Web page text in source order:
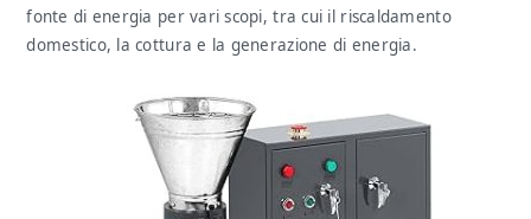
fonte di energia per vari scopi, tra cui il riscaldamento
domestico, la cottura e la generazione di energia.